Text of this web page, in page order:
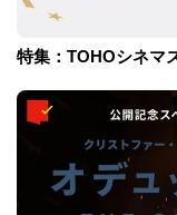
特集：TOHOシネマ